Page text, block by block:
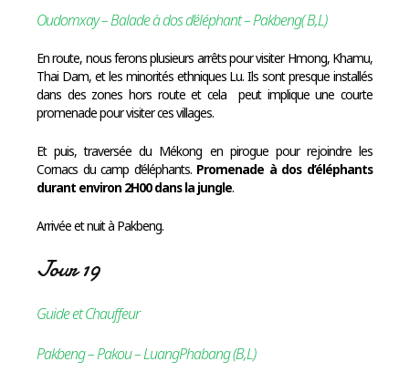
Oudomxay – Balade à dos d’éléphant – Pakbeng( B,L)
En route, nous ferons plusieurs arrêts pour visiter Hmong, Khamu,
Thai Dam, et les minorités ethniques Lu. Ils sont presque installés
dans des zones hors route et cela peut implique une courte
promenade pour visiter ces villages.
Et puis, traversée du Mékong en pirogue pour rejoindre les
Cornacs du camp d’éléphants. Promenade à dos d’éléphants
durant environ 2H00 dans la jungle.
Arrivée et nuit à Pakbeng.
Jour 19
Guide et Chauffeur
Pakbeng – Pakou – LuangPhabang (B,L)